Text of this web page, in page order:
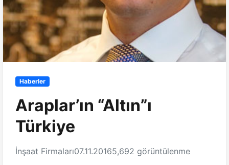
Haberler
Araplar’ın “Altın”ı
Türkiye
İnşaat Firmaları07.11.20165,692 görüntülenme